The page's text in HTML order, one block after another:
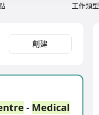
工作類型
創建
- Medical